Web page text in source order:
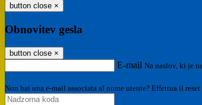
button close ×
Obnovitev gesla
button close ×
E-mail Na naslov, ki je
Non hai una e-mail associata al nome utente? Effettua il